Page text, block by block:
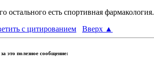
остального есть спортивная фармакология.
с цитированием
Вверх ▲
это полезное сообщение: